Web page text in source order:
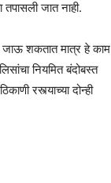
जात नाही.
जाऊ शकतात मात्र हे काम
नियमित बंदोबस्त
रस्त्याच्या दोन्ही